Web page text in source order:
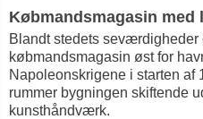
Købmandsmagasin med
Blandt stedets seværdigheder
købmandsmagasin øst for
Napoleonskrigene i starten af
rummer bygningen skiftende
kunsthåndværk.